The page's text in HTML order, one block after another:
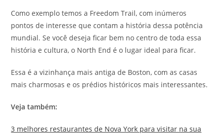
Como exemplo temos a Freedom Trail, com inúmeros
pontos de interesse que contam a história dessa potência
mundial. Se você deseja ficar bem no centro de toda essa
história e cultura, o North End é o lugar ideal para ficar.
Essa é a vizinhança mais antiga de Boston, com as casas
mais charmosas e os prédios históricos mais interessantes.
Veja também:
3 melhores restaurantes de Nova York para visitar na sua